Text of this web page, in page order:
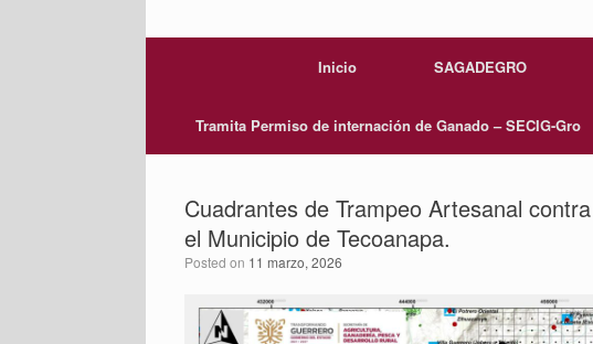
Inicio SAGADEGRO
Tramita Permiso de internación de Ganado – SECIG-Gro
Cuadrantes de Trampeo Artesanal
el Municipio de Tecoanapa.
Posted on 11 marzo, 2026